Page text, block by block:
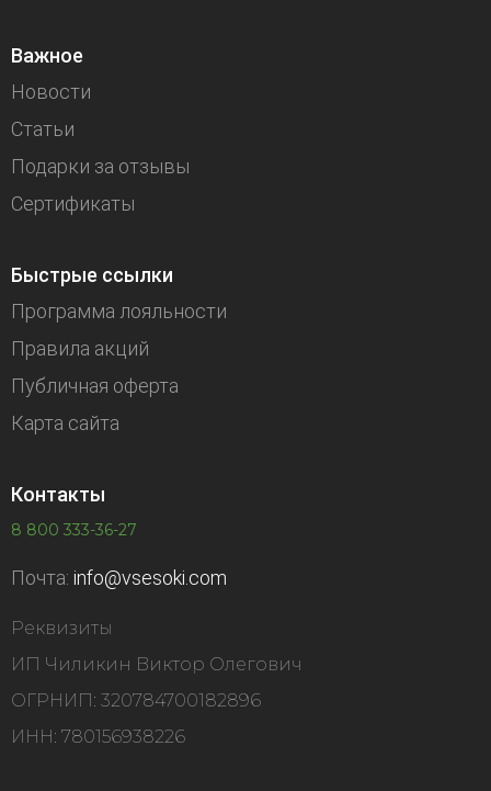
Важное
Новости
Статьи
Подарки за отзывы
Сертификаты
Быстрые ссылки
Программа лояльности
Правила акций
Публичная оферта
Карта сайта
Контакты
8 800 333-36-27
Почта: info@vsesoki.com
Реквизиты
ИП Чиликин Виктор Олегович
ОГРНИП: 320784700182896
ИНН: 780156938226